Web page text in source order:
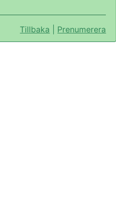
Tillbaka Prenumerera